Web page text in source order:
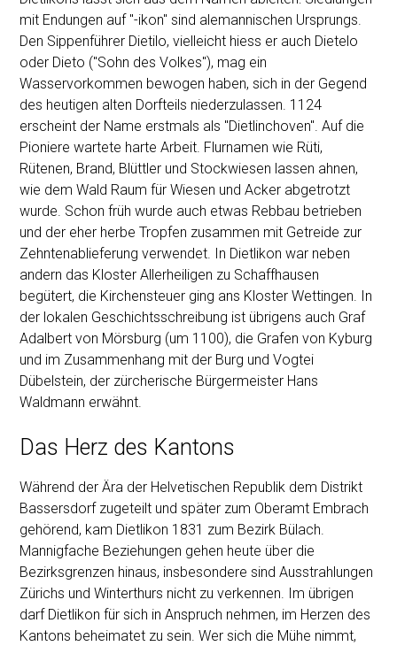
mit Endungen auf "-ikon" sind alemannischen Ursprungs.
Den Sippenführer Dietilo, vielleicht hiess er auch Dietelo
oder Dieto ("Sohn des Volkes"), mag ein
Wasservorkommen bewogen haben, sich in der Gegend
des heutigen alten Dorfteils niederzulassen. 1124
erscheint der Name erstmals als "Dietlinchoven". Auf die
Pioniere wartete harte Arbeit. Flurnamen wie Rüti,
Rütenen, Brand, Blüttler und Stockwiesen lassen ahnen,
wie dem Wald Raum für Wiesen und Acker abgetrotzt
wurde. Schon früh wurde auch etwas Rebbau betrieben
und der eher herbe Tropfen zusammen mit Getreide zur
Zehntenablieferung verwendet. In Dietlikon war neben
andern das Kloster Allerheiligen zu Schaffhausen
begütert, die Kirchensteuer ging ans Kloster Wettingen. In
der lokalen Geschichtsschreibung ist übrigens auch Graf
Adalbert von Mörsburg (um 1100), die Grafen von Kyburg
und im Zusammenhang mit der Burg und Vogtei
Dübelstein, der zürcherische Bürgermeister Hans
Waldmann erwähnt.
Das Herz des Kantons
Während der Ära der Helvetischen Republik dem Distrikt
Bassersdorf zugeteilt und später zum Oberamt Embrach
gehörend, kam Dietlikon 1831 zum Bezirk Bülach.
Mannigfache Beziehungen gehen heute über die
Bezirksgrenzen hinaus, insbesondere sind Ausstrahlungen
Zürichs und Winterthurs nicht zu verkennen. Im übrigen
darf Dietlikon für sich in Anspruch nehmen, im Herzen des
Kantons beheimatet zu sein. Wer sich die Mühe nimmt,